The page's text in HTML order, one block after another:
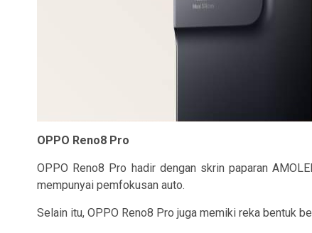
OPPO Reno8 Pro
OPPO Reno8 Pro hadir dengan skrin paparan
mempunyai pemfokusan auto.
Selain itu, OPPO Reno8 Pro juga memiki reka bentuk